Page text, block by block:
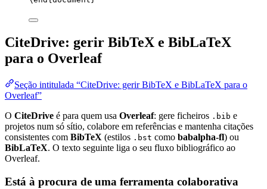
CiteDrive: gerir BibTeX e BibLaTeX
para o Overleaf
Seção intitulada “CiteDrive: gerir BibTeX e BibLaTeX para o
Overleaf”
O CiteDrive é para quem usa Overleaf: gere ficheiros .bib e
projetos num só sítio, colabore em referências e mantenha citações
consistentes com BibTeX (estilos .bst como babalpha-fl) ou
BibLaTeX. O texto seguinte liga o seu fluxo bibliográfico ao
Overleaf.
Está à procura de uma ferramenta colaborativa